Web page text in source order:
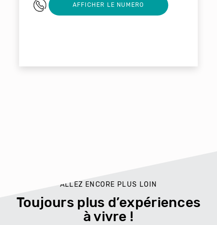
0603518213
AFFICHER LE NUMERO
ALLEZ ENCORE PLUS LOIN
Toujours plus d’expériences
à vivre !